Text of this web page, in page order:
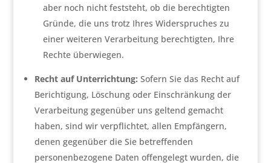
aber noch nicht feststeht, ob die berechtigten
Gründe, die uns trotz Ihres Widerspruches zu
einer weiteren Verarbeitung berechtigten, Ihre
Rechte überwiegen.
Recht auf Unterrichtung: Sofern Sie das Recht auf
Berichtigung, Löschung oder Einschränkung der
Verarbeitung gegenüber uns geltend gemacht
haben, sind wir verpflichtet, allen Empfängern,
denen gegenüber die Sie betreffenden
personenbezogene Daten offengelegt wurden, die